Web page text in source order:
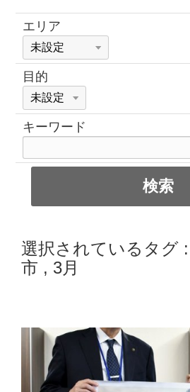
エリア
目的
キーワード
選択されているタグ :
市 , 3月